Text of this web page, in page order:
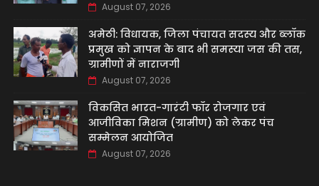
August 07, 2026
अमेठी: विधायक, जिला पंचायत सदस्य और ब्लॉक
प्रमुख को ज्ञापन के बाद भी समस्या जस की तस,
ग्रामीणों में नाराजगी
August 07, 2026
विकसित भारत-गारंटी फॉर रोजगार एवं
आजीविका मिशन (ग्रामीण) को लेकर पंच
सम्मेलन आयोजित
August 07, 2026